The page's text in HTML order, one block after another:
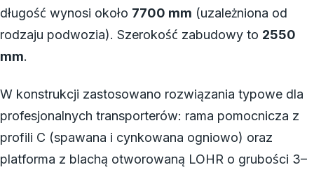
długość wynosi około 7700 mm (uzależniona od
rodzaju podwozia). Szerokość zabudowy to 2550
mm.
W konstrukcji zastosowano rozwiązania typowe dla
profesjonalnych transporterów: rama pomocnicza z
profili C (spawana i cynkowana ogniowo) oraz
platforma z blachą otworowaną LOHR o grubości 3–